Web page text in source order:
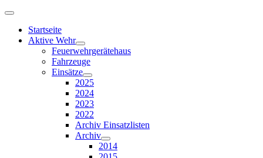
Startseite
Aktive Wehr
Feuerwehrgerätehaus
Fahrzeuge
Einsätze
2025
2024
2023
2022
Archiv Einsatzlisten
Archiv
2014